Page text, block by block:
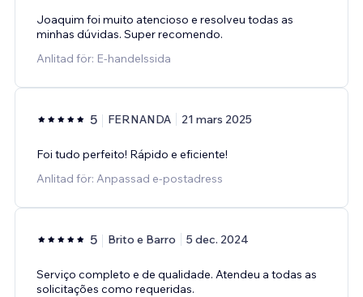
Joaquim foi muito atencioso e resolveu todas as
minhas dúvidas. Super recomendo.
Anlitad för: E-handelssida
5 FERNANDA 21 mars 2025
Foi tudo perfeito! Rápido e eficiente!
Anlitad för: Anpassad e-postadress
5 Brito e Barro 5 dec. 2024
Serviço completo e de qualidade. Atendeu a todas as
solicitações como requeridas.